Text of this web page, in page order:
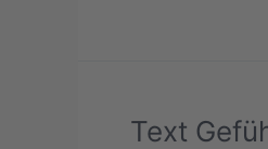
Text
Text